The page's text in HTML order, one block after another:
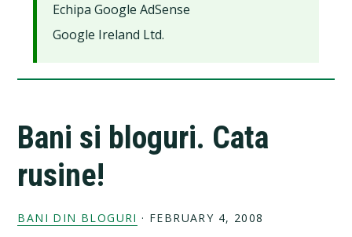
Echipa Google AdSense
Google Ireland Ltd.
Bani si bloguri. Cata
rusine!
BANI DIN BLOGURI · FEBRUARY 4, 2008